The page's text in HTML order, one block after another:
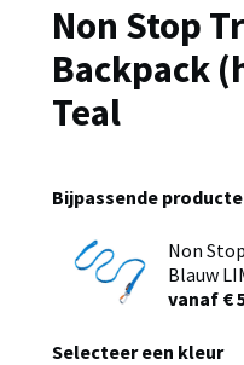
Non Stop
Backpack
Teal
Bijpassende
Non
Blauw
vanaf €
Selecteer een kleur